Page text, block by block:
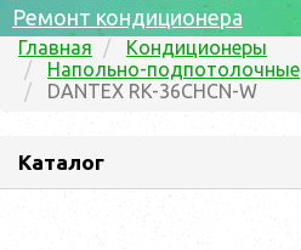
Ремонт кондиционера
Главная
Кондиционеры
Напольно-подпотолочные
DANTEX RK-36CHCN-W
Каталог